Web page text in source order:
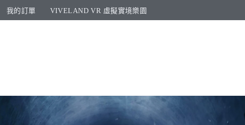
我的訂單 VIVELAND VR 虛擬實境樂園​